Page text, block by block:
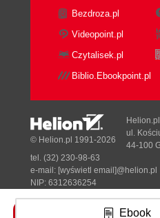
Ebook
Bezdroza.pl
Videopoint.pl
Czytalisek.pl
Biblio.Ebookpoint.pl
Tonik.pl
© Helion.pl 1991-2026
Helion.pl
ul.
44-100
tel. (32) 230-98-63
e-mail: [wyświetl email]@helion.pl
NIP: 6312636254